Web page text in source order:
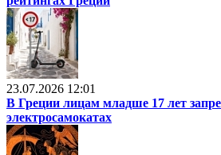
23.07.2026 12:01
В Греции лицам младше 17 лет
электросамокатах